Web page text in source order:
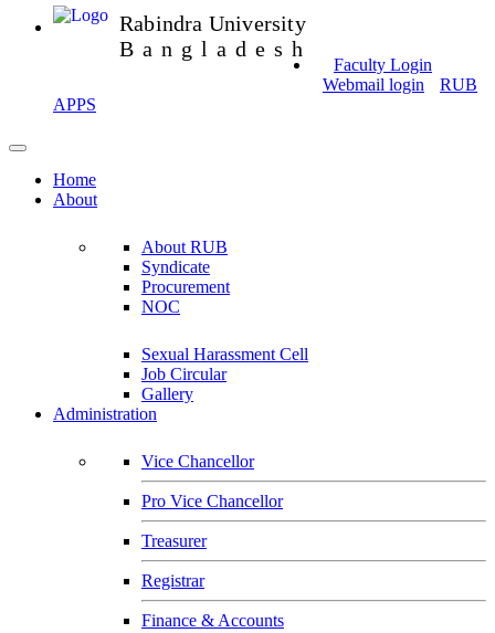
Rabindra University
Bangladesh
Faculty Login
Webmail login
RUB
APPS
Home
About
About RUB
Syndicate
Procurement
NOC
Sexual Harassment Cell
Job Circular
Gallery
Administration
Vice Chancellor
Pro Vice Chancellor
Treasurer
Registrar
Finance & Accounts